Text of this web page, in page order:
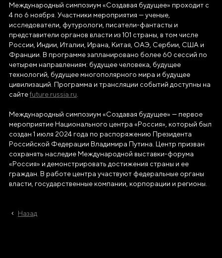
Международный симпозиум «Создавая будущее» проходит с
4 по 6 ноября. Участники мероприятия — ученые,
исследователи, футурологи, писатели-фантасты и
представители органов власти из 101 страны, в том числе
России, Индии, Италии, Ирана, Китая, ОАЭ, Сербии, США и
Франции. В программе запланировано более 60 сессий по
четырем направлениям: будущее человека, будущее
технологий, будущее многополярного мира и будущее
цивилизаций. Программа и трансляции событий доступны на
сайтеfuture.russia.ru
Международный симпозиум «Создавая будущее» — первое
мероприятие Национального центра «Россия», который был
создан 1 июля 2024 года по распоряжению Президента
Российской Федерации Владимира Путина. Центр призван
сохранять наследие Международной выставки-форума
«Россия» и демонстрировать достижения страны и ее
граждан. В работе центра участвуют федеральные органы
власти, государственные компании, корпорации и регионы.
Назад
+7(495)109-97-70
info@ano.dea.ru